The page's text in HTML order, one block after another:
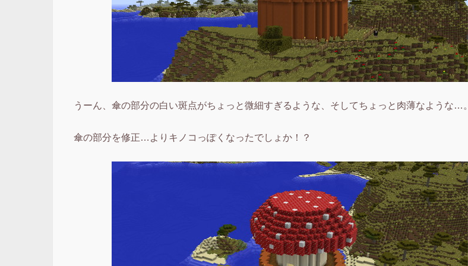
うーん、傘の部分の白い斑点がちょっと微細すぎるような、そしてちょっと肉薄なような…。
傘の部分を修正…よりキノコっぽくなったでしょか！？